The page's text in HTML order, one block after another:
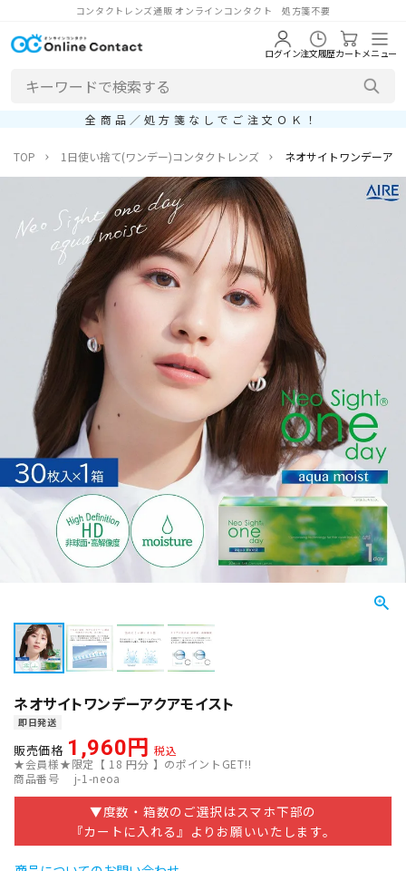
コンタクトレンズ通販 オンラインコンタクト 処方箋不要
ログイン注文履歴カートメニュー
全商品／処方箋なしでご注文ＯＫ！
TOP 1日使い捨て(ワンデー)コンタクトレンズ ネオサイトワンデーア
ネオサイトワンデーアクアモイスト
即日発送
販売価格 1,960
税込
★会員様★限定【 18 円分 】のポイントGET!!
商品番号
j-1-neoa
▼度数・箱数のご選択はスマホ下部の
『カートに入れる』よりお願いいたします。